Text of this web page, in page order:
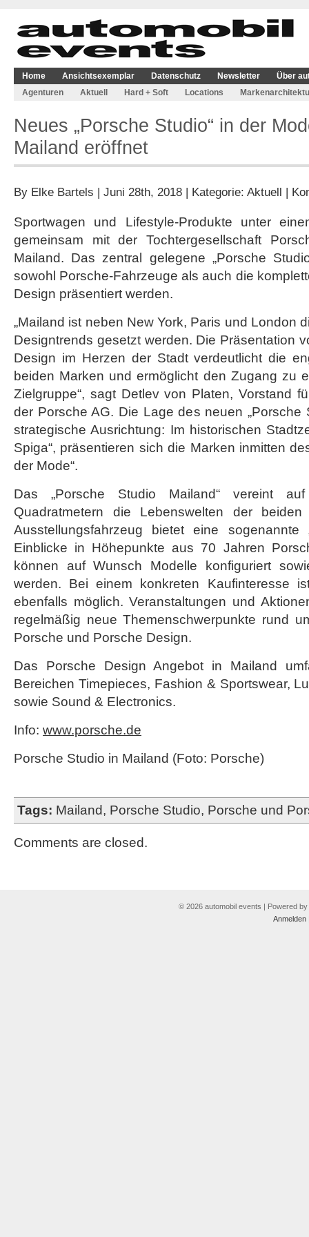
Home Ansichtsexemplar Datenschutz Newsletter
Über
Agenturen
Aktuell Hard + Soft Locations
Neues „Porsche Studio“ in der
Mailand eröffnet
By Elke Bartels | Juni 28th, 2018 | Kategorie: Aktuell |
Sportwagen und Lifestyle-Produkte unter
gemeinsam mit der Tochtergesellschaft
Mailand. Das zentral gelegene „Porsche
sowohl Porsche-Fahrzeuge als auch die
Design präsentiert werden.
„Mailand ist neben New York, Paris und London
Designtrends gesetzt werden. Die Präsentation
Design im Herzen der Stadt verdeutlicht die
beiden Marken und ermöglicht den Zugang zu
Zielgruppe“, sagt Detlev von Platen, Vorstand
der Porsche AG. Die Lage des neuen „Porsche
strategische Ausrichtung: Im historischen
Spiga“, präsentieren sich die Marken inmitten
der Mode“.
Das „Porsche Studio Mailand“ vereint
Quadratmetern die Lebenswelten der
Ausstellungsfahrzeug bietet eine sogenannte
Einblicke in Höhepunkte aus 70 Jahren
können auf Wunsch Modelle konfiguriert
werden. Bei einem konkreten Kaufinteresse
ebenfalls möglich. Veranstaltungen und
regelmäßig neue Themenschwerpunkte rund
Porsche und Porsche Design.
Das Porsche Design Angebot in Mailand
Bereichen Timepieces, Fashion & Sportswear,
sowie Sound & Electronics.
Info: www.porsche.de
Porsche Studio in Mailand (Foto: Porsche)
Tags: Mailand, Porsche Studio, Porsche und
Comments are closed.
© 2026 automobil events | Powered by
Anmelden|